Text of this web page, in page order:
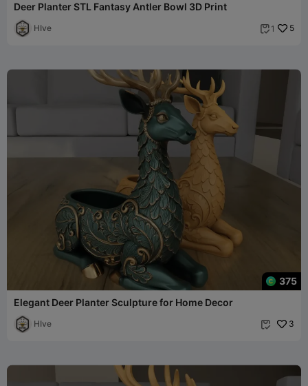
Deer Planter STL Fantasy Antler Bowl 3D Print
HIve  1 5
375
Elegant Deer Planter Sculpture for Home Decor
HIve  3